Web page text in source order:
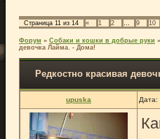
Страница 11 из 14 « 1 2 … 9 10
Форум » Собаки и кошки в добрые руки »
девочка Лайма. - Дома!
Редкостно красивая
upuska